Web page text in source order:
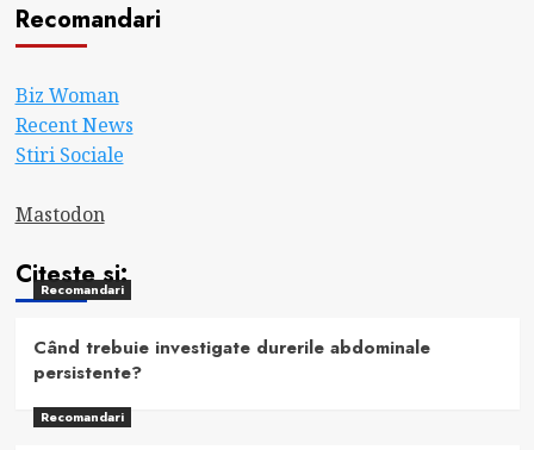
Recomandari
Biz Woman
Recent News
Stiri Sociale
Mastodon
Citeste si:
Recomandari
Când trebuie investigate durerile abdominale
persistente?
Recomandari